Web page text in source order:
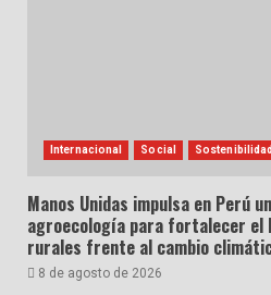
Internacional Social Sostenibilidad
Manos Unidas impulsa en Perú
agroecología para fortalecer el
rurales frente al cambio
8 de agosto de 2026